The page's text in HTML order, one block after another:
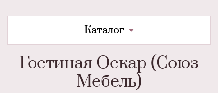
Каталог
Гостиная Оскар (Союз
Мебель)